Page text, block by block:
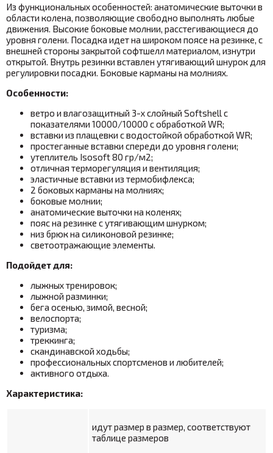
Из функциональных особенностей: анатомические выточки в
области колена, позволяющие свободно выполнять любые
движения. Высокие боковые молнии, расстегивающиеся до
уровня голени. Посадка идет на широком поясе на резинке, с
внешней стороны закрытой софтшелл материалом, изнутри
открытой. Внутрь резинки вставлен утягивающий шнурок для
регулировки посадки. Боковые карманы на молниях.
Особенности:
ветро и влагозащитный 3-х слойный Softshell с
показателями 10000/10000 с обработкой WR;
вставки из плащевки с водостойкой обработкой WR;
простеганные вставки спереди до уровня голени;
утеплитель Isosoft 80 гр/м2;
отличная терморегуляция и вентиляция;
эластичные вставки из термобифлекса;
2 боковых карманы на молниях;
боковые молнии;
анатомические выточки на коленях;
пояс на резинке с утягивающим шнурком;
низ брюк на силиконовой резинке;
светоотражающие элементы.
Подойдет для:
лыжных тренировок;
лыжной разминки;
бега осенью, зимой, весной;
велоспорта;
туризма;
треккинга;
скандинавской ходьбы;
профессиональных спортсменов и любителей;
активного отдыха.
Характеристика:
идут размер в размер, соответствуют
таблице размеров